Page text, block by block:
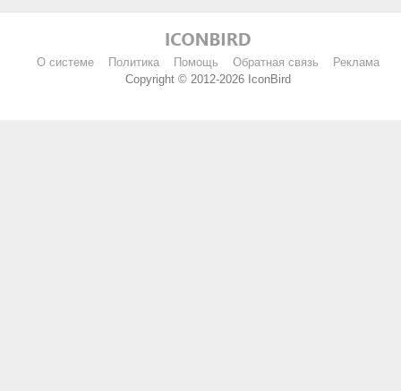
О системе Политика Помощь Обратная связь
Реклама
Copyright © 2012-2026 IconBird